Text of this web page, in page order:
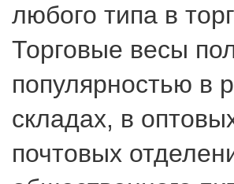
любого типа в
Торговые весы
популярностью в
складах, в
почтовых